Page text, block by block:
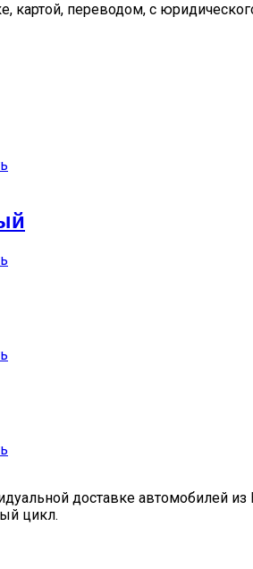
картой, переводом, с
доставке автомобилей
цикл.